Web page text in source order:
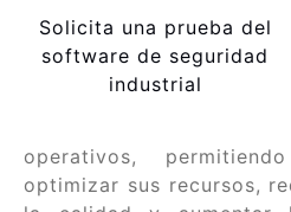
Solicita una prueba del
software de seguridad
industrial
operativos,
optimizar sus recursos,